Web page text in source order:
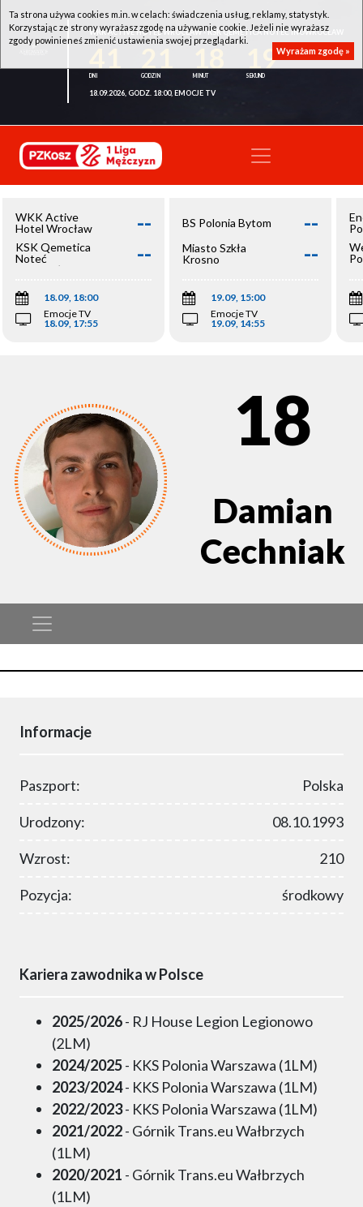
WKK ACTIVE HOTEL WROCŁAW - KSK QEMETICA NOTEĆ INOWROCŁAW
18
18.09.2026, GODZ. 18:00, EMOCJE TV
WKK Active
Hotel Wrocław
--
KSK Qemetica
Noteć
Inowrocław
--
18.09, 18:00
Emocje TV
18.09, 17:55
BS Polonia Bytom --
Miasto Szkła
Krosno
--
19.09, 15:00
Emocje TV
19.09, 14:55
18
Damian
Cechniak
Informacje
Paszport: Polska
Urodzony: 08.10.1993
Wzrost: 210
Pozycja: środkowy
Kariera zawodnika w Polsce
2025/2026- RJ House Legion Legionowo
(2LM)
2024/2025- KKS Polonia Warszawa (1LM)
2023/2024- KKS Polonia Warszawa (1LM)
2022/2023- KKS Polonia Warszawa (1LM)
2021/2022- Górnik Trans.eu Wałbrzych
(1LM)
2020/2021 - Górnik Trans.eu Wałbrzych
(1LM)
Ta strona używa cookies m.in. w celach: świadczenia usług, reklamy, statystyk.
Korzystając ze strony wyrażasz zgodę na używanie cookie. Jeżeli nie wyrażasz
zgody powinieneś zmienić ustawienia swojej przeglądarki.
Wyrażam zgodę »